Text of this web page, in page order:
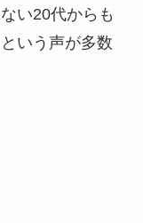
い20代からも
いう声が多数